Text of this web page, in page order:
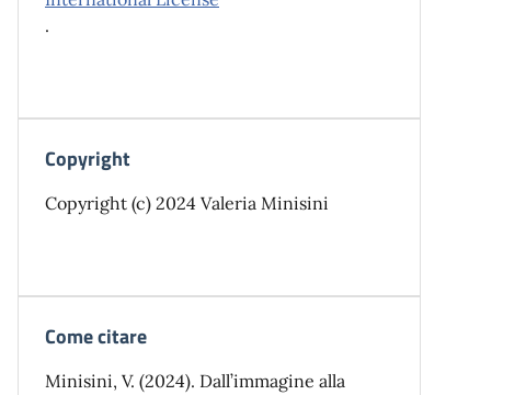
.
Copyright
Copyright (c) 2024 Valeria Minisini
Come citare
Minisini, V. (2024). Dall’immagine alla